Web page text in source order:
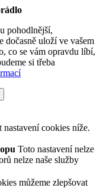
pohodlnější,
dočasně uloží ve vašem
co se vám opravdu líbí,
si třeba
cookies níže.
Toto nastavení nelze
nelze naše služby
můžeme zlepšovat